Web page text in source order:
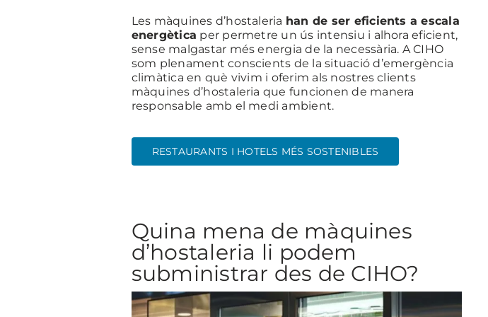
Les màquines d’hostaleria han de ser eficients a escala
energètica per permetre un ús intensiu i alhora eficient,
sense malgastar més energia de la necessària. A CIHO
som plenament conscients de la situació d’emergència
climàtica en què vivim i oferim als nostres clients
màquines d’hostaleria que funcionen de manera
responsable amb el medi ambient.
RESTAURANTS I HOTELS MÉS SOSTENIBLES
Quina mena de màquines
d’hostaleria li podem
subministrar des de CIHO?